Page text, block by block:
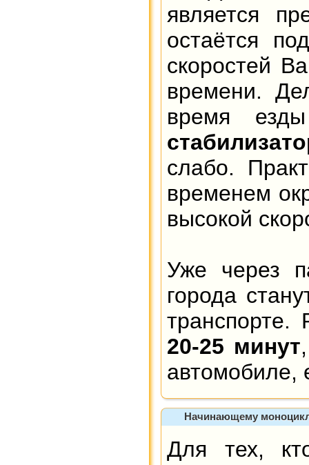
является
остаётся
скоростей
времени.
время
слабо.
временем
высокой
Уже через
города
20-25 минут
автомобиле,
Начинающему
Для тех,